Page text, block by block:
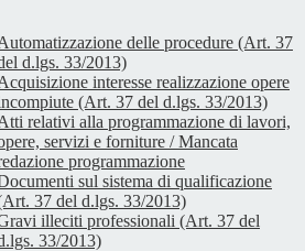
delle procedure (Art. 37
d.lgs. 33/2013)
interesse realizzazione opere
(Art. 37 del d.lgs. 33/2013)
relativi alla programmazione di lavori,
servizi e forniture / Mancata
programmazione
sul sistema di qualificazione
37 del d.lgs. 33/2013)
illeciti professionali (Art. 37 del
33/2013)